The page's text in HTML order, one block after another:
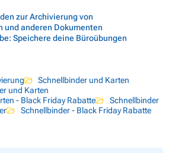
zur Archivierung von
und anderen Dokumenten
Speichere deine Büroübungen
Schnellbinder und Karten
und Karten
- Black Friday Rabatte
Schnellbinder
Schnellbinder - Black Friday Rabatte